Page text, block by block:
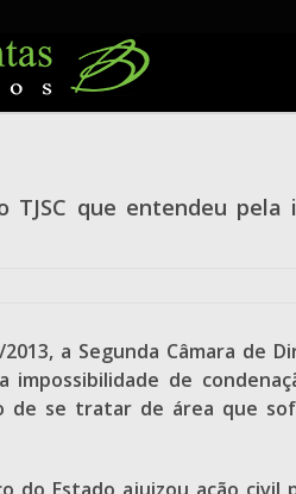
TJSC que entendeu
a Segunda Câmara de
impossibilidade de
se tratar de área que